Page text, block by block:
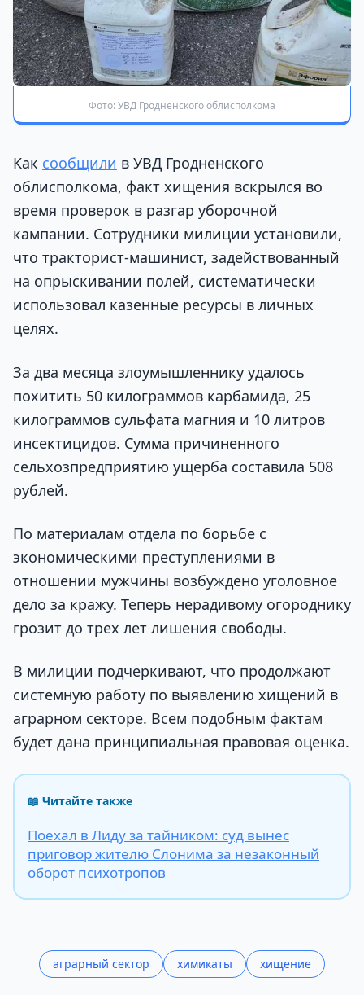
Фото: УВД Гродненского облисполкома
Как сообщили в УВД Гродненского
облисполкома, факт хищения вскрылся во
время проверок в разгар уборочной
кампании. Сотрудники милиции установили,
что тракторист-машинист, задействованный
на опрыскивании полей, систематически
использовал казенные ресурсы в личных
целях.
За два месяца злоумышленнику удалось
похитить 50 килограммов карбамида, 25
килограммов сульфата магния и 10 литров
инсектицидов. Сумма причиненного
сельхозпредприятию ущерба составила 508
рублей.
По материалам отдела по борьбе с
экономическими преступлениями в
отношении мужчины возбуждено уголовное
дело за кражу. Теперь нерадивому огороднику
грозит до трех лет лишения свободы.
В милиции подчеркивают, что продолжают
системную работу по выявлению хищений в
аграрном секторе. Всем подобным фактам
будет дана принципиальная правовая оценка.
📖 Читайте также
Поехал в Лиду за тайником: суд вынес
приговор жителю Слонима за незаконный
оборот психотропов
аграрный сектор химикаты хищение